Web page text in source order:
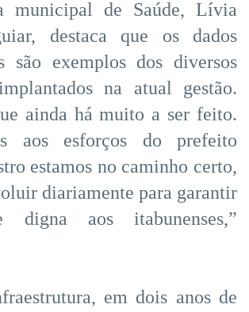
municipal de Saúde, Lívia
destaca que os dados
são exemplos dos diversos
na atual gestão.
ainda há muito a ser feito.
aos esforços do prefeito
estamos no caminho certo,
diariamente para garantir
digna aos itabunenses,”
em dois anos de